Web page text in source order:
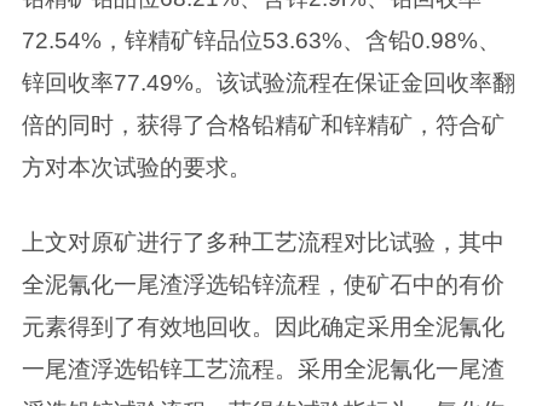
72.54%，锌精矿锌品位53.63%、含铅0.98%、
锌回收率77.49%。该试验流程在保证金回收率翻
倍的同时，获得了合格铅精矿和锌精矿，符合矿
方对本次试验的要求。
上文对原矿进行了多种工艺流程对比试验，其中
全泥氰化一尾渣浮选铅锌流程，使矿石中的有价
元素得到了有效地回收。因此确定采用全泥氰化
一尾渣浮选铅锌工艺流程。采用全泥氰化一尾渣